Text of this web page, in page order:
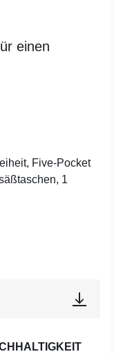
einen
Five-Pocket
1